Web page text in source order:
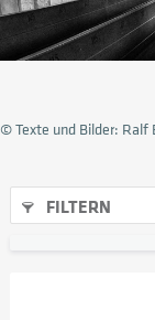
© Texte und Bilder: Ralf
FILTERN